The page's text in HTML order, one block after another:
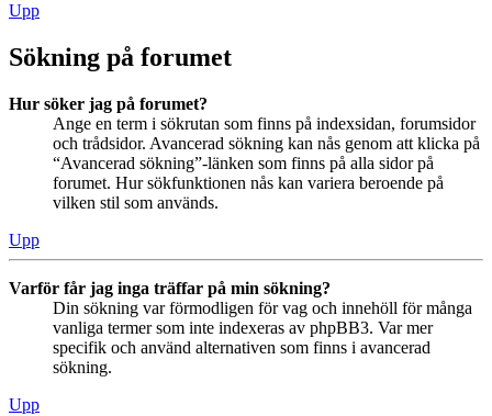
Upp
Sökning på forumet
Hur söker jag på forumet?
Ange en term i sökrutan som finns på indexsidan, forumsidor
och trådsidor. Avancerad sökning kan nås genom att klicka på
“Avancerad sökning”-länken som finns på alla sidor på
forumet. Hur sökfunktionen nås kan variera beroende på
vilken stil som används.
Upp
Varför får jag inga träffar på min sökning?
Din sökning var förmodligen för vag och innehöll för många
vanliga termer som inte indexeras av phpBB3. Var mer
specifik och använd alternativen som finns i avancerad
sökning.
Upp